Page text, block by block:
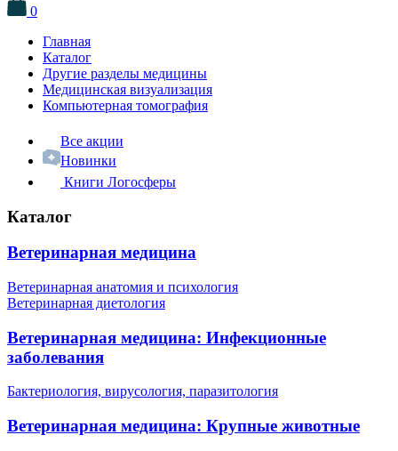
0
Главная
Каталог
Другие разделы медицины
Медицинская визуализация
Компьютерная томография
Все акции
Новинки
Книги Логосферы
Каталог
Ветеринарная медицина
Ветеринарная анатомия и психология
Ветеринарная диетология
Ветеринарная медицина: Инфекционные
заболевания
Бактериология, вирусология, паразитология
Ветеринарная медицина: Крупные животные